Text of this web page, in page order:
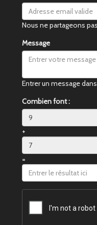
Nous ne partageons
Message
Entrer un message
Combien font :
+
=